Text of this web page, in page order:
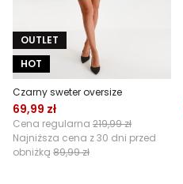
OUTLET
HOT
Czarny sweter oversize
69,99 zł
Cena regularna 219,99 zł
Najniższa cena z 30 dni przed
obniżką 89,99 zł